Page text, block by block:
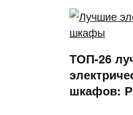
ТОП-26
шкафов: